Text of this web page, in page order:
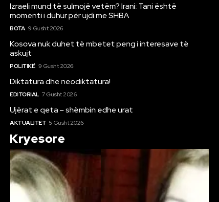
Izraeli mund të sulmojë vetëm? Irani: Tani është
momenti i duhur për ujdi me SHBA
BOTA 9 Gusht 2026
Kosova nuk duhet të mbetet peng i interesave të
askujt
POLITIKË 9 Gusht 2026
Diktatura dhe neodiktatura!
EDITORIAL 7 Gusht 2026
Ujërat e qeta – shëmbin edhe urat
AKTUALITET 5 Gusht 2026
Kryesore